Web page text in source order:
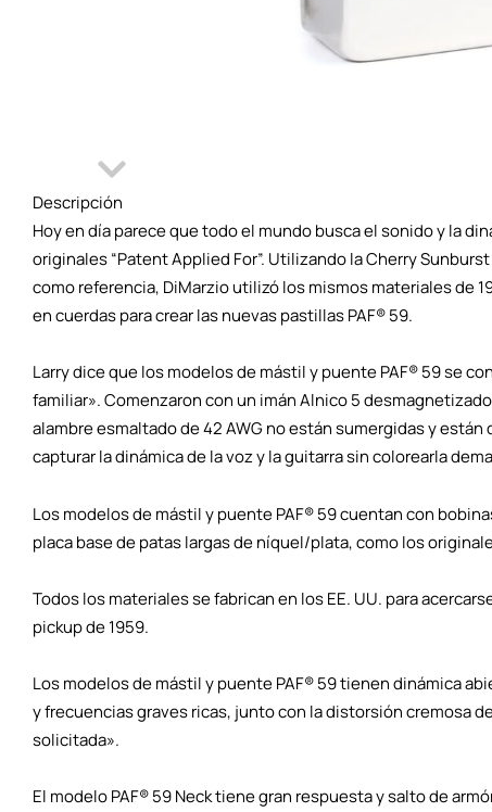
Descripción
Hoy en día parece que todo el mundo busca el sonido y la
originales “Patent Applied For”. Utilizando la Cherry
como referencia, DiMarzio utilizó los mismos materiales de
en cuerdas para crear las nuevas pastillas PAF® 59.
Larry dice que los modelos de mástil y puente PAF® 59 se
familiar». Comenzaron con un imán Alnico 5
alambre esmaltado de 42 AWG no están sumergidas y
capturar la dinámica de la voz y la guitarra sin colorearla
Los modelos de mástil y puente PAF® 59 cuentan con
placa base de patas largas de níquel/plata, como los
Todos los materiales se fabrican en los EE. UU. para
pickup de 1959.
Los modelos de mástil y puente PAF® 59 tienen dinámica
y frecuencias graves ricas, junto con la distorsión cremosa
solicitada».
El modelo PAF® 59 Neck tiene gran respuesta y salto de